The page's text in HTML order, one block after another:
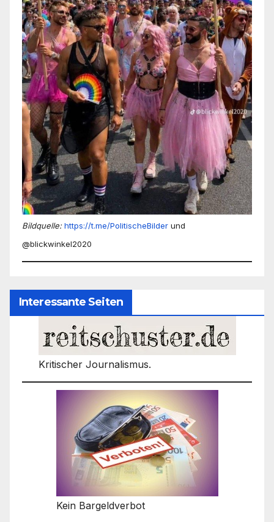
Bildquelle: https://t.me/PolitischeBilder und
@blickwinkel2020
Interessante Seiten
Kritischer Journalismus.
Kein Bargeldverbot